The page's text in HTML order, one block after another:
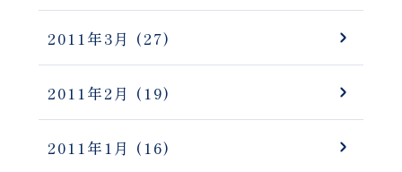
2011年3月 (27)
2011年2月 (19)
2011年1月 (16)